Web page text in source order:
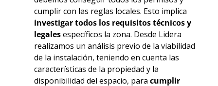
cumplir con las reglas locales. Esto implica
investigar todos los requisitos técnicos y
legalesespecíficos la zona. Desde Lidera
realizamos un análisis previo de la viabilidad
de la instalación, teniendo en cuenta las
características de la propiedad y la
disponibilidad del espacio, para cumplir